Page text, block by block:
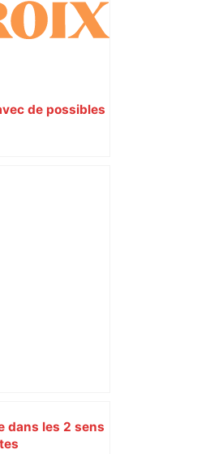
de possibles
dans les 2 sens